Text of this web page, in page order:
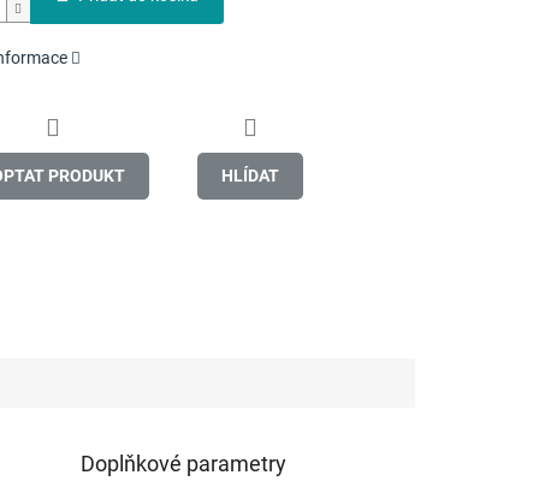
PRODUKT HLÍDAT
Doplňkové parametry